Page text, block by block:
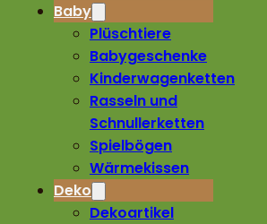
Baby
Plüschtiere
Babygeschenke
Kinderwagenketten
Rasseln und
Schnullerketten
Spielbögen
Wärmekissen
Deko
Dekoartikel